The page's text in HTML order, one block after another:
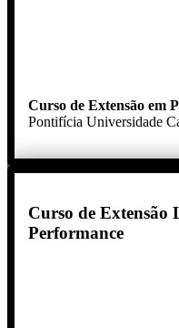
Curso de Extensão em
Pontifícia Universidade
Curso de Extensão
Performance